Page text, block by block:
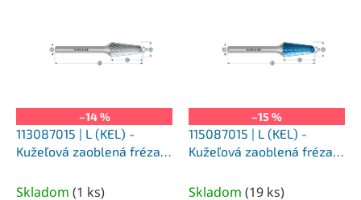
–14 %
113087015 | L (KEL) -
Kužeľová zaoblená fréza
nepovlakované
Skladom (1 ks)
–15 %
115087015 | L (KEL) -
Kužeľová zaoblená fréza
povlakované
Skladom (19 ks)